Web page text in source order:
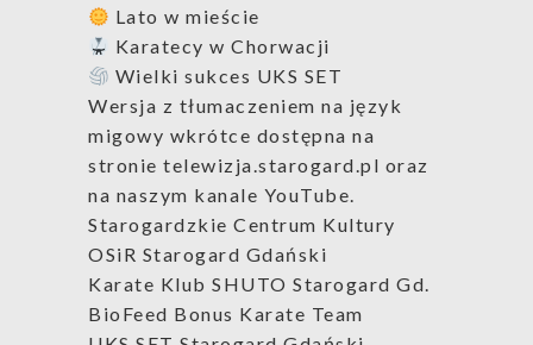
Lato w mieście
Karatecy w Chorwacji
Wielki sukces UKS SET
Wersja z tłumaczeniem na język
migowy wkrótce dostępna na
stronie telewizja.starogard.pl oraz
na naszym kanale YouTube.
Starogardzkie Centrum Kultury
OSiR Starogard Gdański
Karate Klub SHUTO Starogard Gd.
BioFeed Bonus Karate Team